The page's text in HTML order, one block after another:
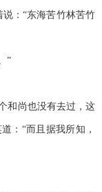
：“东海苦竹林苦竹
”
和尚也没有去过，这
：“而且据我所知，